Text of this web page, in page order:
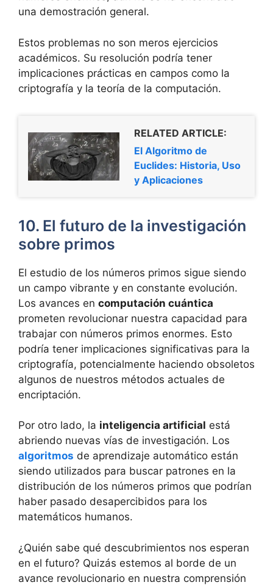
una demostración general.
Estos problemas no son meros ejercicios
académicos. Su resolución podría tener
implicaciones prácticas en campos como la
criptografía y la teoría de la computación.
RELATED ARTICLE:
El Algoritmo de
Euclides: Historia, Uso
y Aplicaciones
10. El futuro de la investigación
sobre primos
El estudio de los números primos sigue siendo
un campo vibrante y en constante evolución.
Los avances en computación cuántica
prometen revolucionar nuestra capacidad para
trabajar con números primos enormes. Esto
podría tener implicaciones significativas para la
criptografía, potencialmente haciendo obsoletos
algunos de nuestros métodos actuales de
encriptación.
Por otro lado, la inteligencia artificial está
abriendo nuevas vías de investigación. Los
algoritmos de aprendizaje automático están
siendo utilizados para buscar patrones en la
distribución de los números primos que podrían
haber pasado desapercibidos para los
matemáticos humanos.
¿Quién sabe qué descubrimientos nos esperan
en el futuro? Quizás estemos al borde de un
avance revolucionario en nuestra comprensión